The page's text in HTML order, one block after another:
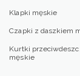
Klapki męskie
Czapki z daszkiem
Kurtki
męskie